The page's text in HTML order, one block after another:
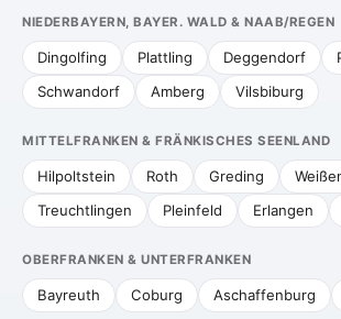
NIEDERBAYERN, BAYER. WALD & NAAB/REGEN
Dingolfing Plattling Deggendorf
Schwandorf
Amberg Vilsbiburg
MITTELFRANKEN & FRÄNKISCHES SEENLAND
Hilpoltstein Roth Greding
Treuchtlingen
Pleinfeld Erlangen
OBERFRANKEN & UNTERFRANKEN
Bayreuth Coburg Aschaffenburg